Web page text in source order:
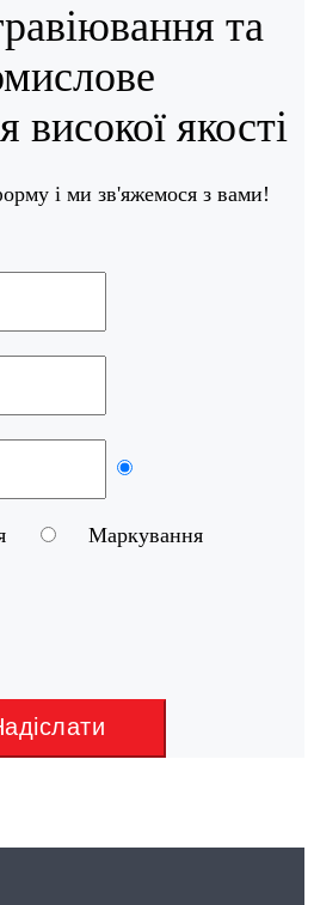
та
високої якості
і ми зв'яжемося з вами!
Маркування